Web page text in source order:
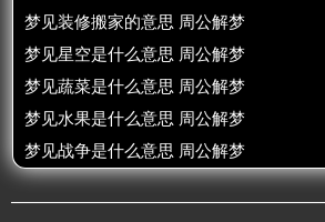
梦见装修搬家的意思 周公解梦
梦见星空是什么意思 周公解梦
梦见蔬菜是什么意思 周公解梦
梦见水果是什么意思 周公解梦
梦见战争是什么意思 周公解梦